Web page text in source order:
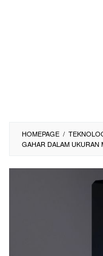
HOMEPAGE /
GAHAR DALAM UKURAN